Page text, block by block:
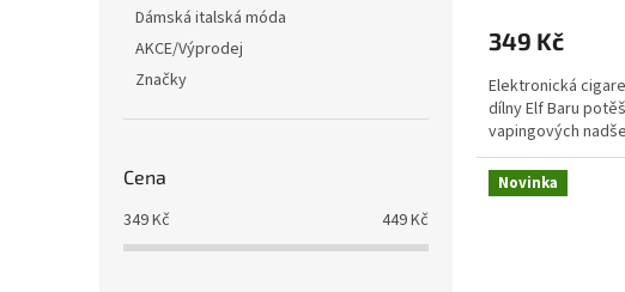
Dámská italská móda
AKCE/Výprodej
Značky
Cena
349Kč 449Kč
349 Kč
Elektronická
dílny Elf Baru
vapingových
Novinka